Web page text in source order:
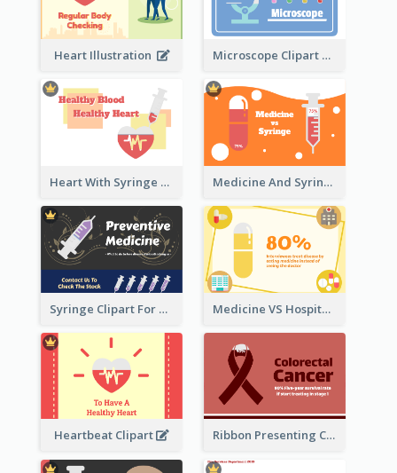
Heart Illustration Microscope Clipart With Test Tube
Heart With Syringe Clipart Medicine And Syringe Comparison
Syringe Clipart For Preventive Medicine Medicine VS Hospital Clipart
Heartbeat Clipart Ribbon Presenting Cancer